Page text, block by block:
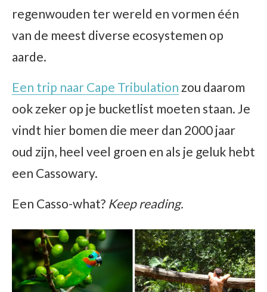
regenwouden ter wereld en vormen één
van de meest diverse ecosystemen op
aarde.
Een trip naar Cape Tribulation zou daarom
ook zeker op je bucketlist moeten staan. Je
vindt hier bomen die meer dan 2000 jaar
oud zijn, heel veel groen en als je geluk hebt
een Cassowary.
Een Casso-what? Keep reading.